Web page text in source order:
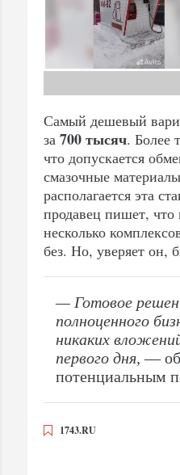
Самый дешевый
за 700 тысяч. Более
что допускается
смазочные
располагается эта
продавец пишет, что
несколько
без. Но, уверяет он,
— Готовое
полноценного
никаких
первого дня, —
потенциальным
1743.RU